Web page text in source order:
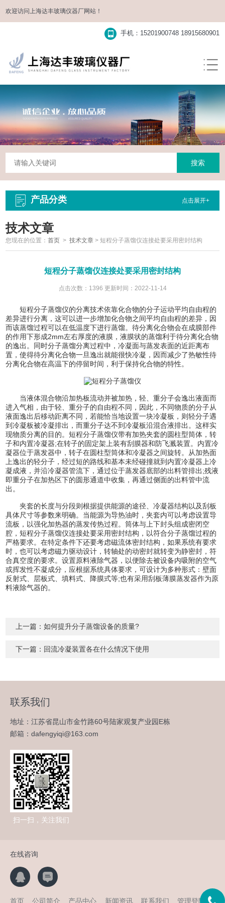
欢迎访问上海达丰玻璃仪器厂网站！
手机：15201900748 18915680901
产品分类 点击展开+
技术文章
您现在的位置：首页 >技术文章 >短程分子蒸馏仪连接处要采用密封结构
短程分子蒸馏仪连接处要采用密封结构
点击次数：1396 更新时间：2022-11-14
短程分子蒸馏仪的分离技术依靠化合物的分子运动平均自由程的
差异进行分离，这可以进一步增加化合物之间平均自由程的差异，因
而该蒸馏过程可以在低温度下进行蒸馏。待分离化合物会在成膜部件
的作用下形成2mm左右厚度的液膜，液膜状的蒸馏利于待分离化合物
的逸出。同时分子蒸馏分离过程中，冷凝面与蒸发表面的近距离布
置，使得待分离化合物一旦逸出就能很快冷凝，因而减少了热敏性待
分离化合物在高温下的停留时间，利于保持化合物的特性。
当液体混合物沿加热板流动并被加热，轻、重分子会逸出液面而
进入气相，由于轻、重分子的自由程不同，因此，不同物质的分子从
液面逸出后移动距离不同，若能恰当地设置一块冷凝板，则轻分子遇
到冷凝板被冷凝排出，而重分子达不到冷凝板沿混合液排出。这样实
现物质分离的目的。短程分子蒸馏仪带有加热夹套的圆柱型筒体，转
子和内置冷凝器;在转子的固定架上装有刮膜器和防飞溅装置。内置冷
凝器位于蒸发器中，转子在圆柱型筒体和冷凝器之间旋转。从加热面
上逸出的轻分子，经过短的路线和基本未经碰撞就到内置冷凝器上冷
凝成液，并沿冷凝器管流下，通过位于蒸发器底部的出料管排出;残液
即重分子在加热区下的圆形通道中收集，再通过侧面的出料管中流
出。
夹套的长度与分段则根据提供能源的途径、冷凝器结构以及刮板
具体尺寸等参数来明确。当能源为导热油时，夹套内可以考虑设置导
流板，以强化加热器的蒸发传热过程。筒体与上下封头组成密闭空
腔，短程分子蒸馏仪连接处要采用密封结构，以符合分子蒸馏过程的
严格要求。在特定条件下还要考虑磁流体密封结构，如果系统有要求
时，也可以考虑磁力驱动设计，转轴处的动密封就转变为静密封，符
合真空度的要求。设置原料液除气器，以便除去被设备内吸附的空气
或挥发性不凝成分，应根据系统具体要求，可设计为多种形式：壁面
反射式、层板式、填料式、降膜式等;也有采用刮板薄膜蒸发器作为原
料液除气器的。
上一篇：如何提升分子蒸馏设备的质量?
下一篇： 回流冷凝装置各在什么情况下使用
联系我们
地址：江苏省昆山市金竹路60号陆家观复产业园E栋
邮箱：dafengyiqi@163.com
扫一扫，关注我们
在线咨询
首页 公司简介 产品中心 新闻资讯 联系我们 管理登陆